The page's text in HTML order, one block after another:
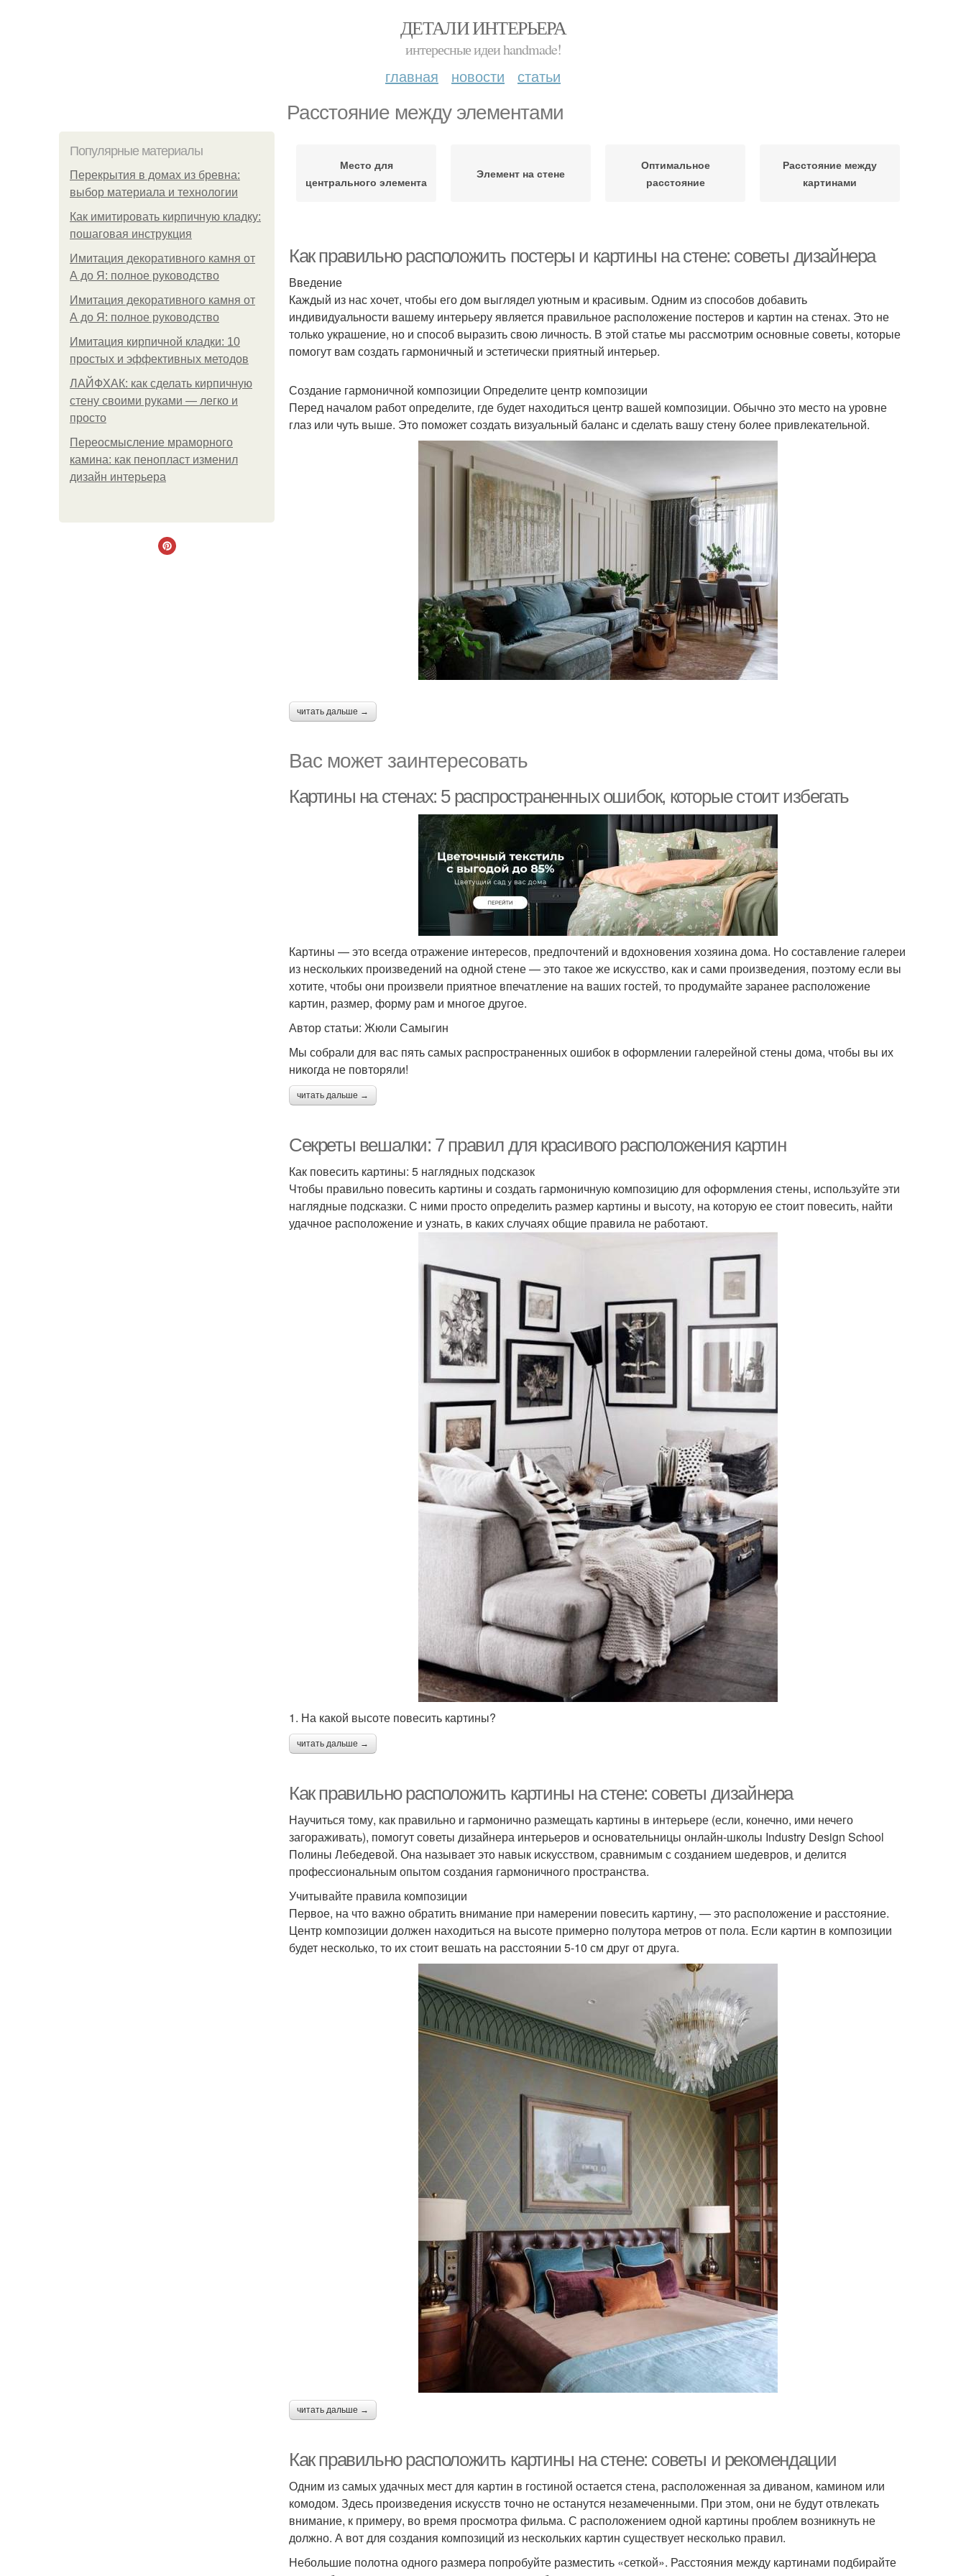
ДЕТАЛИ ИНТЕРЬЕРА
интересные идеи handmade!
главная новости статьи
Расстояние между элементами
Популярные материалы
Перекрытия в домах из бревна:
выбор материала и технологии
Как имитировать кирпичную кладку:
пошаговая инструкция
Имитация декоративного камня от
А до Я: полное руководство
Имитация декоративного камня от
А до Я: полное руководство
Имитация кирпичной кладки: 10
простых и эффективных методов
ЛАЙФХАК: как сделать кирпичную
стену своими руками — легко и
просто
Переосмысление мраморного
камина: как пенопласт изменил
дизайн интерьера
Место для
центрального элемента
Элемент на стене
Оптимальное
расстояние
Расстояние между
картинами
Как правильно расположить постеры и картины на стене: советы дизайнера
Введение
Каждый из нас хочет, чтобы его дом выглядел уютным и красивым. Одним из способов добавить
индивидуальности вашему интерьеру является правильное расположение постеров и картин на стенах. Это не
только украшение, но и способ выразить свою личность. В этой статье мы рассмотрим основные советы, которые
помогут вам создать гармоничный и эстетически приятный интерьер.
Создание гармоничной композиции Определите центр композиции
Перед началом работ определите, где будет находиться центр вашей композиции. Обычно это место на уровне
глаз или чуть выше. Это поможет создать визуальный баланс и сделать вашу стену более привлекательной.
читать дальше →
Вас может заинтересовать
Картины на стенах: 5 распространенных ошибок, которые стоит избегать
Картины — это всегда отражение интересов, предпочтений и вдохновения хозяина дома. Но составление галереи
из нескольких произведений на одной стене — это такое же искусство, как и сами произведения, поэтому если вы
хотите, чтобы они произвели приятное впечатление на ваших гостей, то продумайте заранее расположение
картин, размер, форму рам и многое другое.
Автор статьи: Жюли Самыгин
Мы собрали для вас пять самых распространенных ошибок в оформлении галерейной стены дома, чтобы вы их
никогда не повторяли!
читать дальше →
Секреты вешалки: 7 правил для красивого расположения картин
Как повесить картины: 5 наглядных подсказок
Чтобы правильно повесить картины и создать гармоничную композицию для оформления стены, используйте эти
наглядные подсказки. С ними просто определить размер картины и высоту, на которую ее стоит повесить, найти
удачное расположение и узнать, в каких случаях общие правила не работают.
1. На какой высоте повесить картины?
читать дальше →
Как правильно расположить картины на стене: советы дизайнера
Научиться тому, как правильно и гармонично размещать картины в интерьере (если, конечно, ими нечего
загораживать), помогут советы дизайнера интерьеров и основательницы онлайн-школы Industry Design School
Полины Лебедевой. Она называет это навык искусством, сравнимым с созданием шедевров, и делится
профессиональным опытом создания гармоничного пространства.
Учитывайте правила композиции
Первое, на что важно обратить внимание при намерении повесить картину, — это расположение и расстояние.
Центр композиции должен находиться на высоте примерно полутора метров от пола. Если картин в композиции
будет несколько, то их стоит вешать на расстоянии 5-10 см друг от друга.
читать дальше →
Как правильно расположить картины на стене: советы и рекомендации
Одним из самых удачных мест для картин в гостиной остается стена, расположенная за диваном, камином или
комодом. Здесь произведения искусств точно не останутся незамеченными. При этом, они не будут отвлекать
внимание, к примеру, во время просмотра фильма. С расположением одной картины проблем возникнуть не
должно. А вот для создания композиций из нескольких картин существует несколько правил.
Небольшие полотна одного размера попробуйте разместить «сеткой». Расстояния между картинами подбирайте